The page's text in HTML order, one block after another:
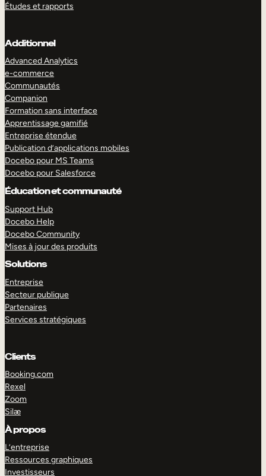
Études et rapports
Additionnel
Advanced Analytics
e-commerce
Communautés
Companion
Formation sans interface
Apprentissage gamifié
Entreprise étendue
Publication d’applications mobiles
Docebo pour MS Teams
Docebo pour Salesforce
Éducation et communauté
Support Hub
Docebo Help
Docebo Community
Mises à jour des produits
Solutions
Entreprise
Secteur publique
Partenaires
Services stratégiques
Clients
Booking.com
Rexel
Zoom
Silæ
À propos
L’entreprise
Ressources graphiques
Investisseurs